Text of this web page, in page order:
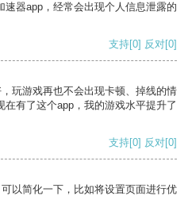
器app，经常会出现个人信息泄露的
支持[0] 反对[0]
玩游戏再也不会出现卡顿、掉线的情
有了这个app，我的游戏水平提升了
支持[0] 反对[0]
以简化一下，比如将设置页面进行优